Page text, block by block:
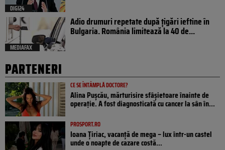
DIGI24
MEDIAFAX
Adio drumuri repetate după țigări ieftine în
Bulgaria. România limitează la 40 de...
PARTENERI
CE SE ÎNTÂMPLĂ DOCTORE?
Alina Pușcău, mărturisire sfâșietoare înainte de
operație. A fost diagnosticată cu cancer la sân în...
PROSPORT.RO
Ioana Țiriac, vacanță de mega – lux într-un castel
unde o noapte de cazare costă...